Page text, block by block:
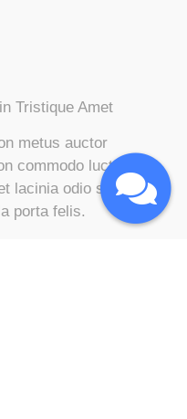
Tristique Amet
metus auctor
commodo luctus,
lacinia odio sem
porta felis.